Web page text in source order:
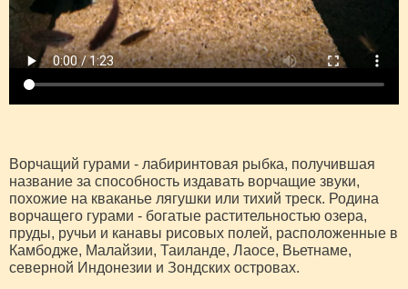
Ворчащий гурами - лабиринтовая рыбка, получившая
название за способность издавать ворчащие звуки,
похожие на кваканье лягушки или тихий треск. Родина
ворчащего гурами - богатые растительностью озера,
пруды, ручьи и канавы рисовых полей, расположенные в
Камбодже, Малайзии, Таиланде, Лаосе, Вьетнаме,
северной Индонезии и Зондских островах.